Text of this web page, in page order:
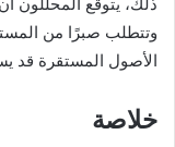
وتتطلب صبرًا من
الأصول المستقرة قد
خلاصة